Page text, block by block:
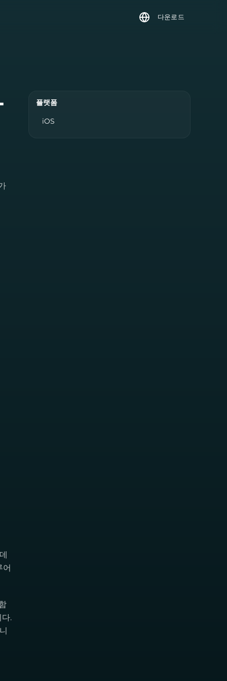
다운로드
.
플랫폼
iOS